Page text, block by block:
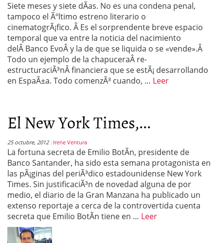
Siete meses y siete dÃ­as. No es una condena penal,
tampoco el Ãºltimo estreno literario o
cinematogrÃ¡fico. Â Es el sorprendente breve espacio
temporal que va entre la noticia del nacimiento
delÂ Banco EvoÂ y la de que se liquida o se «vende».Â
Todo un ejemplo de la chapuceraÂ re-
estructuraciÃ³nÂ financiera que se estÃ¡ desarrollando
en EspaÃ±a. Todo comenzÃ³ cuando, … Leer
El New York Times,...
25 octubre, 2012 Irene Ventura
La fortuna secreta de Emilio BotÃ­n, presidente de
Banco Santander, ha sido esta semana protagonista en
las pÃ¡ginas del periÃ³dico estadounidense New York
Times. Sin justificaciÃ³n de novedad alguna de por
medio, el diario de la Gran Manzana ha publicado un
extenso reportaje a cerca de la controvertida cuenta
secreta que Emilio BotÃ­n tiene en … Leer